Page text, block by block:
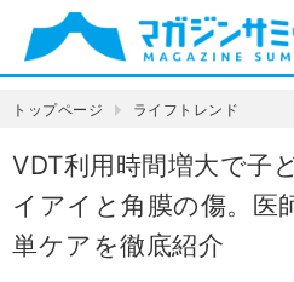
トップページ ライフトレンド
VDT利用時間増大で子
イアイと角膜の傷。医
単ケアを徹底紹介